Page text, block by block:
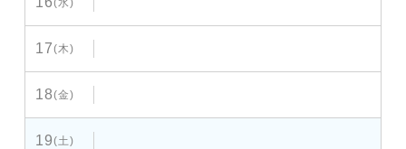
17(木)
18(金)
19(土)